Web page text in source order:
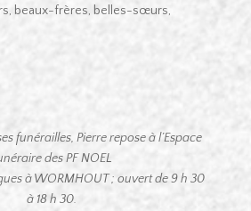
beaux-frères, belles-sœurs,
funérailles, Pierre repose à l’Espace
des PF NOEL
à WORMHOUT ; ouvert de 9 h 30
à 18 h 30.